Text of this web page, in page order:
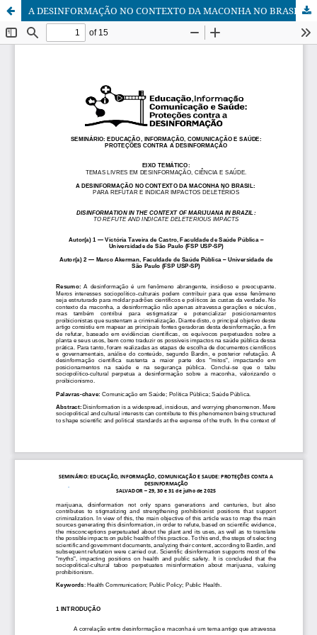
A DESINFORMAÇÃO NO CONTEXTO DA MACONHA NO BRASIL: PARA REFUTAR E INDICAR IMPACTOS DELETÉRIOS